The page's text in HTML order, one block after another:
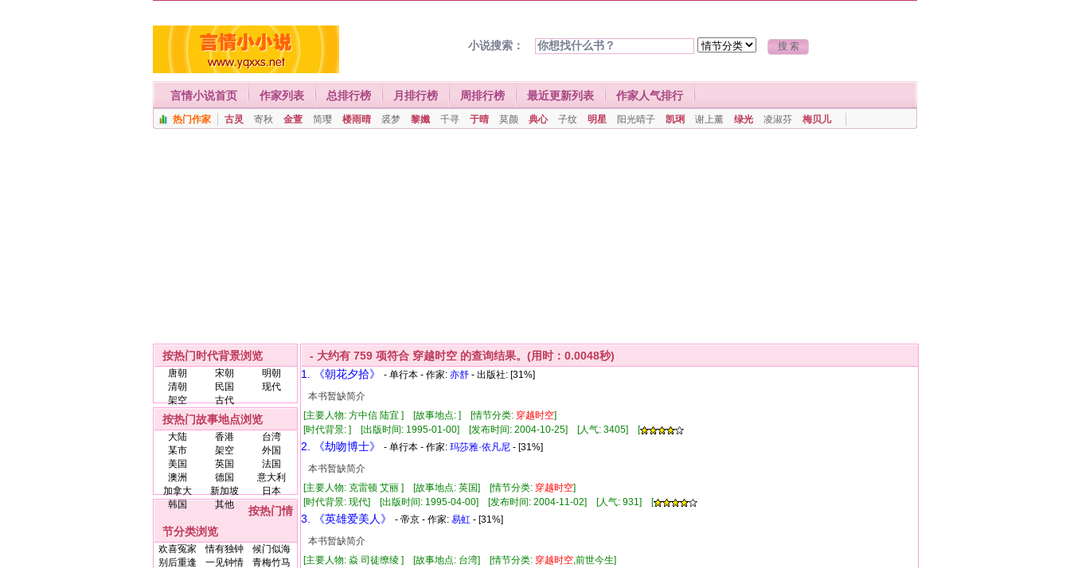
小说搜索：
言情小说首页 作家列表 总排行榜 月排行榜 周排行榜 最近更新列表 作家人气排行
热门作家 古灵 寄秋 金萱 简璎 楼雨晴 裘梦 黎孅 千寻 于晴 莫颜 典心 子纹 明星 阳光晴子 凯琍 谢上薰 绿光 凌淑芬 梅贝儿
按热门时代背景浏览
唐朝 宋朝
明朝
清朝
民国
现代
架空
古代
按热门故事地点浏览
大陆 香港
台湾
某市
架空
外国
美国
英国
法国
澳洲
德国
意大利
加拿大
新加坡
日本
韩国
其他
按热门情
节分类浏览
欢喜冤家 情有独钟
候门似海
别后重逢
一见钟情
青梅竹马
- 大约有 759 项符合 穿越时空 的查询结果。(用时：0.0048秒)
1. 《朝花夕拾》
- 单行本 - 作家: 亦舒 - 出版社: [31%]
本书暂缺简介
[主要人物: 方中信 陆宜 ] [故事地点: ] [情节分类: 穿越时空]
[时代背景: ] [出版时间: 1995-01-00] [发布时间: 2004-10-25] [人气: 3405] [
2. 《劫吻博士》 - 单行本 - 作家: 玛莎雅·依凡尼 - [31%]
本书暂缺简介
[主要人物: 克雷顿 艾丽 ] [故事地点: 英国] [情节分类: 穿越时空]
[时代背景: 现代] [出版时间: 1995-04-00] [发布时间: 2004-11-02] [人气: 931] [
3. 《英雄爱美人》 - 帝京 - 作家: 易虹 - [31%]
本书暂缺简介
[主要人物: 焱 司徒缭绫 ] [故事地点: 台湾] [情节分类: 穿越时空,前世今生]